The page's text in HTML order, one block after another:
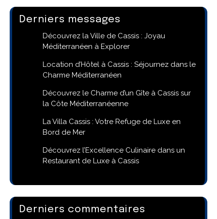
Derniers messages
Découvrez la Ville de Cassis : Joyau
Méditerranéen à Explorer
Location d’Hôtel à Cassis : Séjournez dans le
Charme Méditerranéen
Découvrez le Charme d’un Gîte à Cassis sur
la Côte Méditerranéenne
La Villa Cassis : Votre Refuge de Luxe en
Bord de Mer
Découvrez l’Excellence Culinaire dans un
Restaurant de Luxe à Cassis
Derniers commentaires